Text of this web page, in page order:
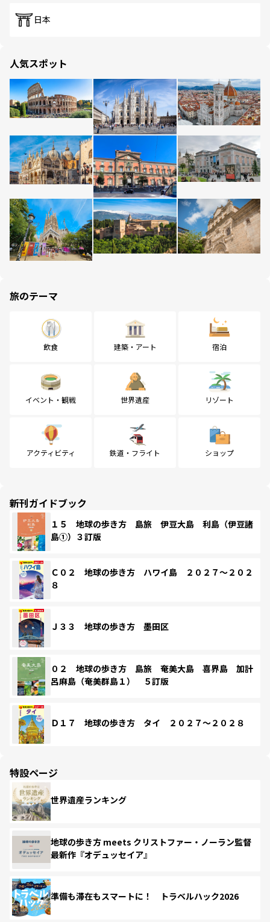
日本
人気スポット
旅のテーマ
飲食 建築・アート 宿泊
イベント・観戦 世界遺産 リゾート
アクティビティ 鉄道・フライト ショップ
新刊ガイドブック
１５ 地球の歩き方 島旅 伊豆大島 利島（伊豆諸
島①）３訂版
Ｃ０２ 地球の歩き方 ハワイ島 ２０２７～２０２
８
Ｊ３３ 地球の歩き方 墨田区
０２ 地球の歩き方 島旅 奄美大島 喜界島 加計
呂麻島（奄美群島１） ５訂版
Ｄ１７ 地球の歩き方 タイ ２０２７～２０２８
特設ページ
世界遺産ランキング
地球の歩き方 meets クリストファー・ノーラン監督
最新作『オデュッセイア』
準備も滞在もスマートに！ トラベルハック2026